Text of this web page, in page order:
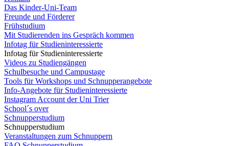
Das Kinder-Uni-Team
Freunde und Förderer
Frühstudium
Mit Studierenden ins Gespräch kommen
Infotag für Studieninteressierte
Infotag für Studieninteressierte
Videos zu Studiengängen
Schulbesuche und Campustage
Tools für Workshops und Schnupperangebote
Info-Angebote für Studieninteressierte
Instagram Account der Uni Trier
School´s over
Schnupperstudium
Schnupperstudium
Veranstaltungen zum Schnuppern